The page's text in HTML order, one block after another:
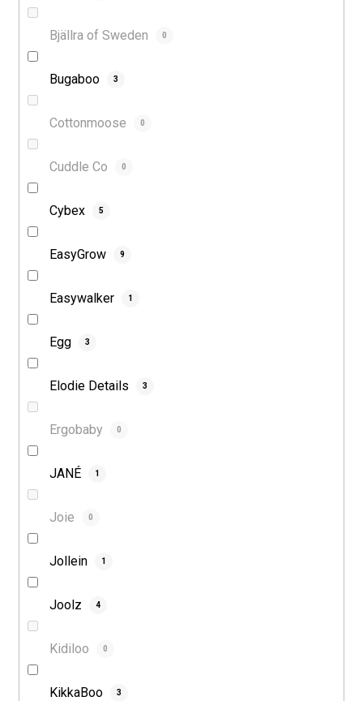
Bjällra of Sweden 0
Bugaboo 3
Cottonmoose 0
Cuddle Co 0
Cybex 5
EasyGrow 9
Easywalker 1
Egg 3
Elodie Details 3
Ergobaby 0
JANÉ 1
Joie 0
Jollein 1
Joolz 4
Kidiloo 0
KikkaBoo 3